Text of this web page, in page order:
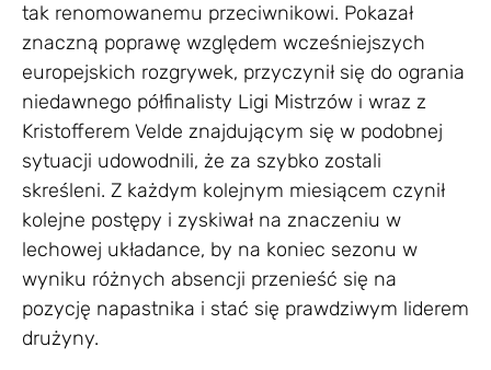
tak renomowanemu przeciwnikowi. Pokazał
znaczną poprawę względem wcześniejszych
europejskich rozgrywek, przyczynił się do ogrania
niedawnego półfinalisty Ligi Mistrzów i wraz z
Kristofferem Velde znajdującym się w podobnej
sytuacji udowodnili, że za szybko zostali
skreśleni. Z każdym kolejnym miesiącem czynił
kolejne postępy i zyskiwał na znaczeniu w
lechowej układance, by na koniec sezonu w
wyniku różnych absencji przenieść się na
pozycję napastnika i stać się prawdziwym liderem
drużyny.